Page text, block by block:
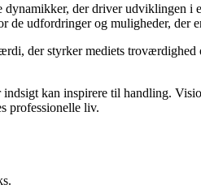
der driver udviklingen
de udfordringer og muligheder, der
der styrker mediets
kan inspirere til handling.
professionelle liv.